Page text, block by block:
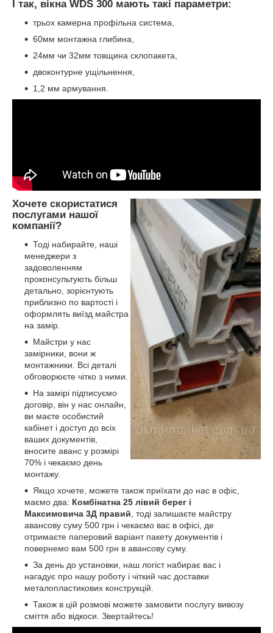
І так, вікна WDS 300 мають такі параметри:
трьох камерна профільна система,
60мм монтажна глибина,
24мм чи 32мм товщина склопакета,
двоконтурне ущільнення,
1,2 мм армування.
Хочете скористатися
послугами нашої
компанії?
Тоді набирайте, наші
менеджери з
задоволенням
проконсультують більш
детально, зорієнтують
приблизно по вартості і
оформлять виїзд майстра
на замір.
Майстри у нас
замірники, вони ж
монтажники. Всі деталі
обговорюєте чітко з ними.
На замірі підписуємо
договір, він у нас онлайн,
ви маєте особистий
кабінет і доступ до всіх
ваших документів,
вносите аванс у розмірі
70% і чекаємо день
монтажу.
Якщо хочете, можете також приїхати до нас в офіс,
маємо два: Комбінатна 25 лівий берег і
Максимовича 3Д правий , тоді залишаєте майстру
авансову суму 500 грн і чекаємо вас в офісі, де
отримаєте паперовий варіант пакету документів і
повернемо вам 500 грн в авансову суму.
За день до установки, наш логіст набирає вас і
нагадує про нашу роботу і чіткий час доставки
металопластикових конструкцій.
Також в цій розмові можете замовити послугу вивозу
сміття або відкоси. Звертайтесь!